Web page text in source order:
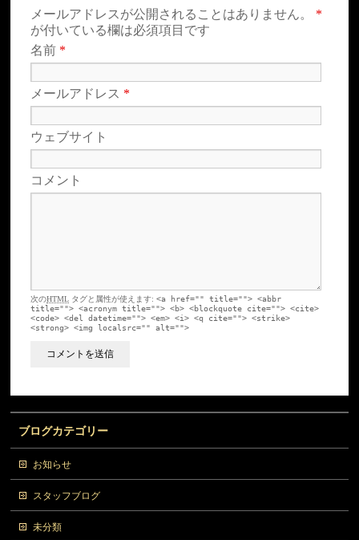
メールアドレスが公開されることはありません。 *
が付いている欄は必須項目です
名前 *
メールアドレス *
ウェブサイト
コメント
次のHTML タグと属性が使えます:<a href="" title=""> <abbr
title=""> <acronym title=""> <b> <blockquote cite=""> <cite>
<code> <del datetime=""> <em> <i> <q cite=""> <strike>
<strong> <img localsrc="" alt="">
ブログカテゴリー
お知らせ
スタッフブログ
未分類